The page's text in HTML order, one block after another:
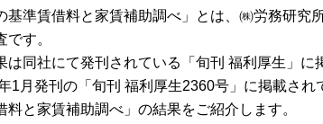
基準賃借料と家賃補助調べ」とは、㈱労務研
です。
は同社にて発刊されている「旬刊 福利厚生」に
1月発刊の「旬刊 福利厚生2360号」に掲載さ
料と家賃補助調べ」の結果をご紹介します。